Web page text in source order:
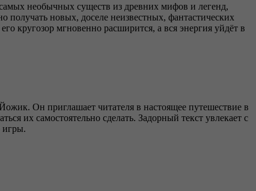
необычных существ из древних мифов и легенд,
получать новых, доселе неизвестных, фантастических
кругозор мгновенно расширится, а вся энергия уйдёт в
Он приглашает читателя в настоящее путешествие в
их самостоятельно сделать. Задорный текст увлекает с
игры.